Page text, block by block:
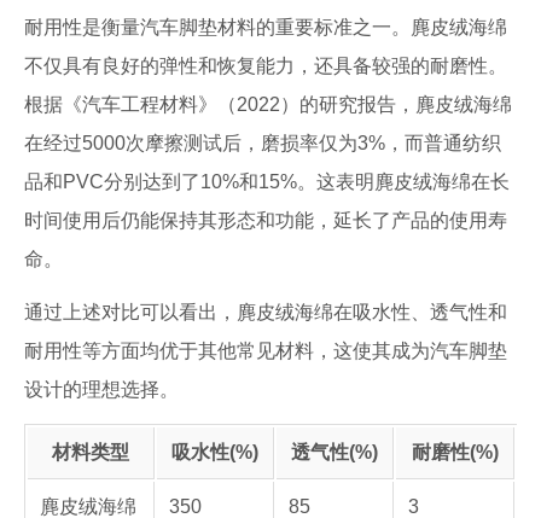
耐用性是衡量汽车脚垫材料的重要标准之一。麂皮绒海绵
不仅具有良好的弹性和恢复能力，还具备较强的耐磨性。
根据《汽车工程材料》（2022）的研究报告，麂皮绒海绵
在经过5000次摩擦测试后，磨损率仅为3%，而普通纺织
品和PVC分别达到了10%和15%。这表明麂皮绒海绵在长
时间使用后仍能保持其形态和功能，延长了产品的使用寿
命。
通过上述对比可以看出，麂皮绒海绵在吸水性、透气性和
耐用性等方面均优于其他常见材料，这使其成为汽车脚垫
设计的理想选择。
材料类型 吸水性(%) 透气性(%) 耐磨性(%)
麂皮绒海绵 350 85 3